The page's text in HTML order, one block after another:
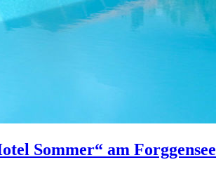
Sommer“ am Forggensee